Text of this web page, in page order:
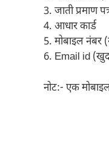
3. जाती प्रमाण
4. आधार कार्ड
5. मोबाइल नंबर
6. Email id (खुद
नोट:- एक